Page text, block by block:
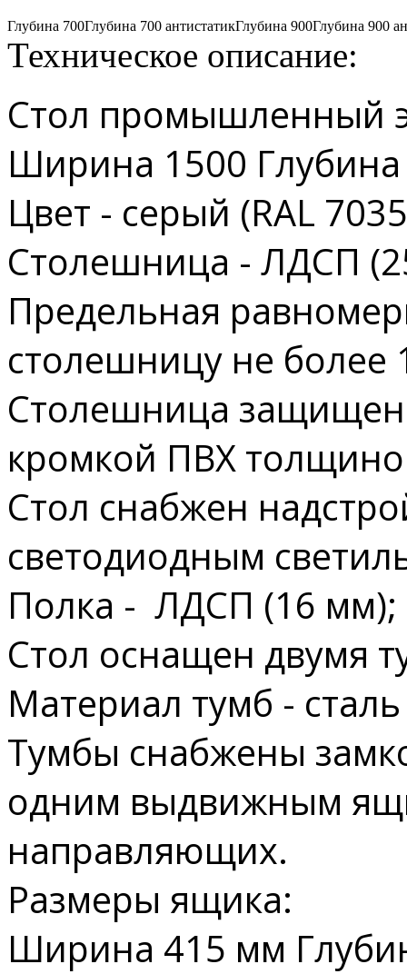
Глубина 700Глубина 700 антистатикГлубина 900Глубина 900
Техническое описание:
Стол промышленный
Ширина 1500
Цвет - серый (RAL
Столешница - ЛДСП
Предельная
столешницу не более
Столешница
кромкой ПВХ
Стол снабжен
светодиодным
Полка - ЛДСП (16 мм);
Стол оснащен двумя
Материал тумб -
Тумбы снабжены
одним выдвижным
направляющих.
Размеры ящика:
Ширина 415 мм